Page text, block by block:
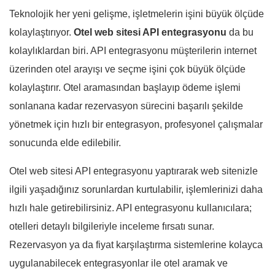
Teknolojik her yeni gelişme, işletmelerin işini büyük ölçüde
kolaylaştırıyor. Otel web sitesi API entegrasyonu da bu
kolaylıklardan biri. API entegrasyonu müşterilerin internet
üzerinden otel arayışı ve seçme işini çok büyük ölçüde
kolaylaştırır. Otel aramasından başlayıp ödeme işlemi
sonlanana kadar rezervasyon sürecini başarılı şekilde
yönetmek için hızlı bir entegrasyon, profesyonel çalışmalar
sonucunda elde edilebilir.
Otel web sitesi API entegrasyonu yaptırarak web sitenizle
ilgili yaşadığınız sorunlardan kurtulabilir, işlemlerinizi daha
hızlı hale getirebilirsiniz. API entegrasyonu kullanıcılara;
otelleri detaylı bilgileriyle inceleme fırsatı sunar.
Rezervasyon ya da fiyat karşılaştırma sistemlerine kolayca
uygulanabilecek entegrasyonlar ile otel aramak ve